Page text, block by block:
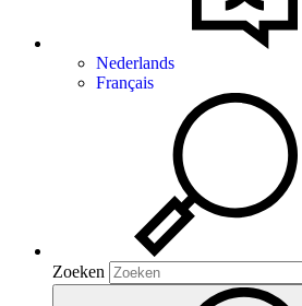
Nederlands
Français
Zoeken